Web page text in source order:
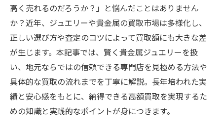
高く売れるのだろうか？」と悩んだことはありません
か？近年、ジュエリーや貴金属の買取市場は多様化し、
正しい選び方や査定のコツによって買取額にも大きな差
が生じます。本記事では、賢く貴金属ジュエリーを扱
い、地元ならではの信頼できる専門店を見極める方法や
具体的な買取の流れまでを丁寧に解説。長年培われた実
績と安心感をもとに、納得できる高額買取を実現するた
めの知識と実践的なポイントが身につきます。